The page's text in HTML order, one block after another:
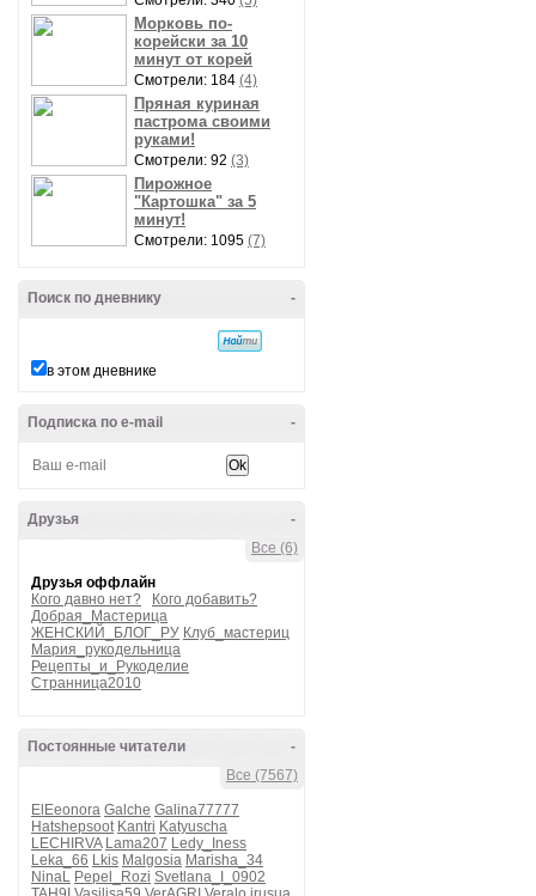
Морковь по-
корейски за 10
минут от корей
Смотрели: 184 (4)
Пряная куриная
пастрома своими
руками!
Смотрели: 92 (3)
Пирожное
"Картошка" за 5
минут!
Смотрели: 1095 (7)
-
Поиск по дневнику
в этом дневнике
-
Подписка по e-mail
-
Друзья
Все (6)
Друзья оффлайн
Кого давно нет?
Кого добавить?
Добрая_Мастерица
ЖЕНСКИЙ_БЛОГ_РУ Клуб_мастериц
Мария_рукодельница
Рецепты_и_Рукоделие
Странница2010
-
Постоянные читатели
Все (7567)
ElEeonora Galche Galina77777
Hatshepsoot Kantri Katyuscha
LECHIRVA Lama207 Ledy_Iness
Leka_66 Lkis Malgosia Marisha_34
NinaL Pepel_Rozi Svetlana_I_0902